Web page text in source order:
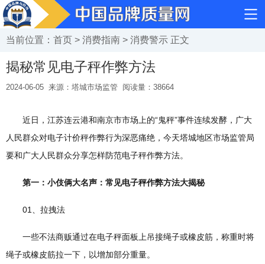
当前位置： 首页 > 消费指南 > 消费警示 正文
揭秘常见电子秤作弊方法
2024-06-05 来源：塔城市场监管 阅读量： 38664
近日，江苏连云港和南京市市场上的“鬼秤”事件连续发酵，广大
人民群众对电子计价秤作弊行为深恶痛绝，今天塔城地区市场监管局
要和广大人民群众分享怎样防范电子秤作弊方法。
第一：小伎俩大名声：常见电子秤作弊方法大揭秘
01、拉拽法
一些不法商贩通过在电子秤面板上吊接绳子或橡皮筋，称重时将
绳子或橡皮筋拉一下，以增加部分重量。